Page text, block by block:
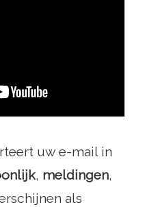
uw e-mail in
, meldingen,
als